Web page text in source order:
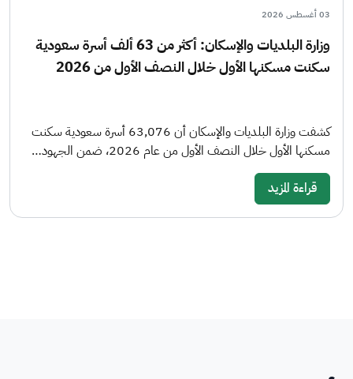
03 أغسطس 2026
وزارة البلديات والإسكان: أكثر من 63 ألف أسرة سعودية
سكنت مسكنها الأول خلال النصف الأول من 2026
كشفت وزارة البلديات والإسكان أن 63,076 أسرة سعودية سكنت
مسكنها الأول خلال النصف الأول من عام 2026، ضمن الجهود…
قراءة المزيد